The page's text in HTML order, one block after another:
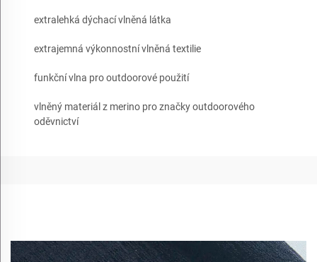
extralehká dýchací vlněná látka
extrajemná výkonnostní vlněná textilie
funkční vlna pro outdoorové použití
vlněný materiál z merino pro značky outdoorového
oděvnictví